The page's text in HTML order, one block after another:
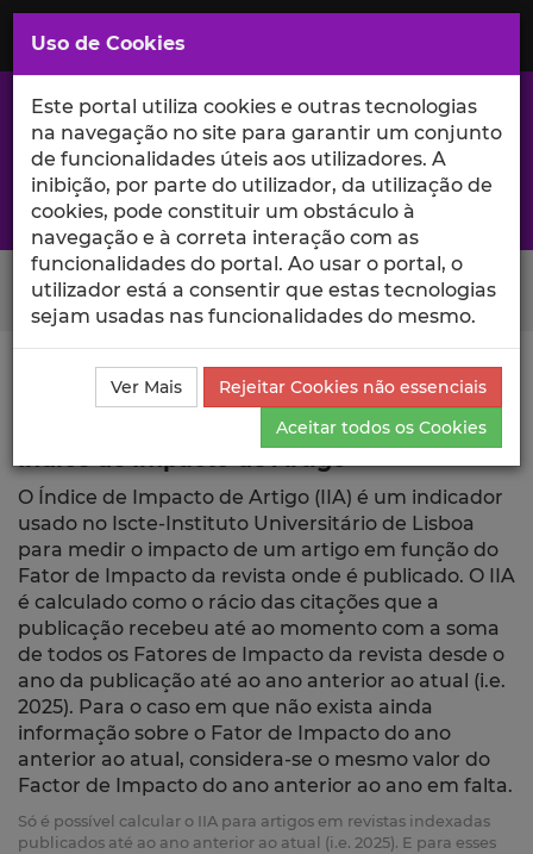
Saltar
para
Conteúdo
Principal
A excelência da investigação e ciência no Iscte
Search Button
Ciência_Iscte Publicações
Índice de Impacto de
O Índice de Impacto de Artigo (IIA) é um indicador
usado no Iscte-Instituto Universitário de Lisboa
para medir o impacto de um artigo em função do
Fator de Impacto da revista onde é publicado. O IIA
é calculado como o rácio das citações que a
publicação recebeu até ao momento com a soma
de todos os Fatores de Impacto da revista desde o
ano da publicação até ao ano anterior ao atual (i.e.
2025). Para o caso em que não exista ainda
informação sobre o Fator de Impacto do ano
anterior ao atual, considera-se o mesmo valor do
Factor de Impacto do ano anterior ao ano em falta.
Só é possível calcular o IIA para artigos em revistas indexadas
publicados até ao ano anterior ao atual (i.e. 2025). E para esses
Uso de Cookies
Este portal utiliza cookies e outras tecnologias
na navegação no site para garantir um conjunto
de funcionalidades úteis aos utilizadores. A
inibição, por parte do utilizador, da utilização de
cookies, pode constituir um obstáculo à
navegação e à correta interação com as
funcionalidades do portal. Ao usar o portal, o
utilizador está a consentir que estas tecnologias
sejam usadas nas funcionalidades do mesmo.
Ver Mais
Rejeitar Cookies não essenciais
Aceitar todos os Cookies